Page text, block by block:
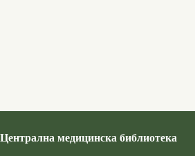
Централна медицинска библиотека